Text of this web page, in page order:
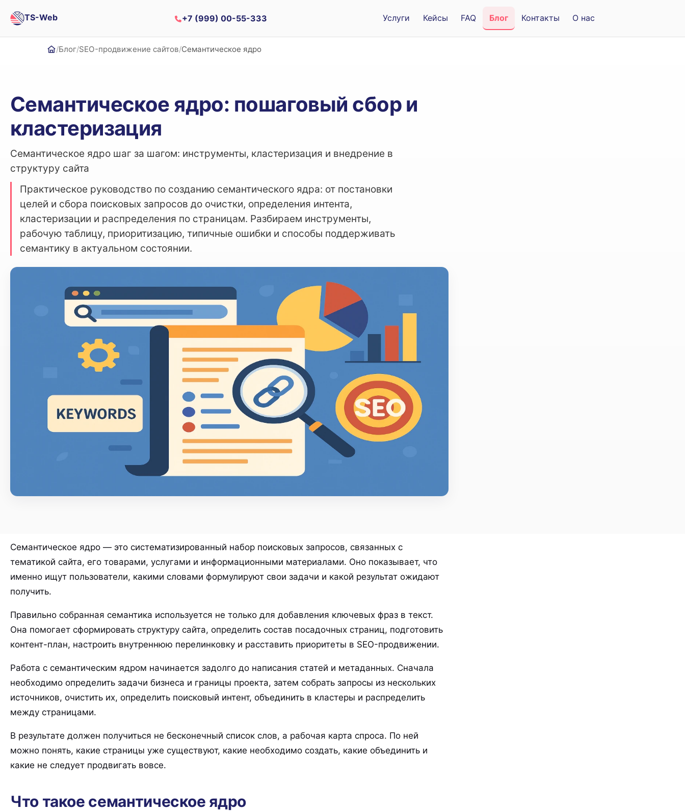
TS-Web +7 (999) 00-55-333 Услуги Кейсы FAQ Блог Контакты О нас
Главная
Блог SEO-продвижение сайтов Семантическое ядро
Семантическое ядро: пошаговый сбор и
кластеризация
Семантическое ядро шаг за шагом: инструменты, кластеризация и внедрение в
структуру сайта
Практическое руководство по созданию семантического ядра: от постановки
целей и сбора поисковых запросов до очистки, определения интента,
кластеризации и распределения по страницам. Разбираем инструменты,
рабочую таблицу, приоритизацию, типичные ошибки и способы поддерживать
семантику в актуальном состоянии.
Семантическое ядро — это систематизированный набор поисковых запросов, связанных с
тематикой сайта, его товарами, услугами и информационными материалами. Оно показывает, что
именно ищут пользователи, какими словами формулируют свои задачи и какой результат ожидают
получить.
Правильно собранная семантика используется не только для добавления ключевых фраз в текст.
Она помогает сформировать структуру сайта, определить состав посадочных страниц, подготовить
контент-план, настроить внутреннюю перелинковку и расставить приоритеты в SEO-продвижении.
Работа с семантическим ядром начинается задолго до написания статей и метаданных. Сначала
необходимо определить задачи бизнеса и границы проекта, затем собрать запросы из нескольких
источников, очистить их, определить поисковый интент, объединить в кластеры и распределить
между страницами.
В результате должен получиться не бесконечный список слов, а рабочая карта спроса. По ней
можно понять, какие страницы уже существуют, какие необходимо создать, какие объединить и
какие не следует продвигать вовсе.
Что такое семантическое ядро